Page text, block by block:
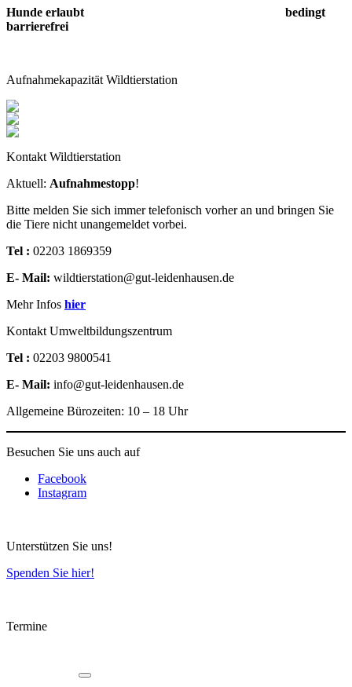
Hunde erlaubt bedingt
barrierefrei
Aufnahmekapazität Wildtierstation
Kontakt Wildtierstation
Aktuell: Aufnahmestopp!
Bitte melden Sie sich immer telefonisch vorher an und bringen Sie
die Tiere nicht unangemeldet vorbei.
Tel : 02203 1869359
E- Mail: wildtierstation@gut-leidenhausen.de
Mehr Infos hier
Kontakt Umweltbildungszentrum
Tel : 02203 9800541
E- Mail: info@gut-leidenhausen.de
Allgemeine Bürozeiten: 10 – 18 Uhr
Besuchen Sie uns auch auf
Facebook
Instagram
Unterstützen Sie uns!
Spenden Sie hier!
Termine